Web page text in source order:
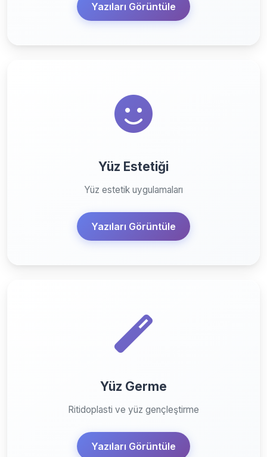
Yazıları Görüntüle
Yüz Estetiği
Yüz estetik uygulamaları
Yazıları Görüntüle
Yüz Germe
Ritidoplasti ve yüz gençleştirme
Yazıları Görüntüle